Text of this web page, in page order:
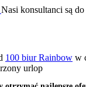
Nasi konsultanci są
100 biur Rainbow w
urlop